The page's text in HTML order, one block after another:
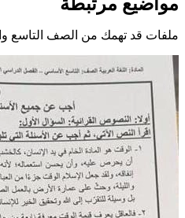
مواضيع مرتبطة
ملفات قد تهمك من الصف التاسع